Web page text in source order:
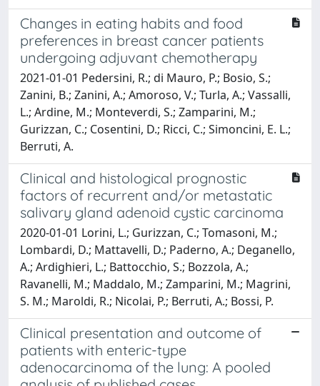
Changes in eating habits and food
preferences in breast cancer patients
undergoing adjuvant chemotherapy
2021-01-01 Pedersini, R.; di Mauro, P.; Bosio, S.;
Zanini, B.; Zanini, A.; Amoroso, V.; Turla, A.; Vassalli,
L.; Ardine, M.; Monteverdi, S.; Zamparini, M.;
Gurizzan, C.; Cosentini, D.; Ricci, C.; Simoncini, E. L.;
Berruti, A.
Clinical and histological prognostic
factors of recurrent and/or metastatic
salivary gland adenoid cystic carcinoma
2020-01-01 Lorini, L.; Gurizzan, C.; Tomasoni, M.;
Lombardi, D.; Mattavelli, D.; Paderno, A.; Deganello,
A.; Ardighieri, L.; Battocchio, S.; Bozzola, A.;
Ravanelli, M.; Maddalo, M.; Zamparini, M.; Magrini,
S. M.; Maroldi, R.; Nicolai, P.; Berruti, A.; Bossi, P.
Clinical presentation and outcome of
patients with enteric-type
adenocarcinoma of the lung: A pooled